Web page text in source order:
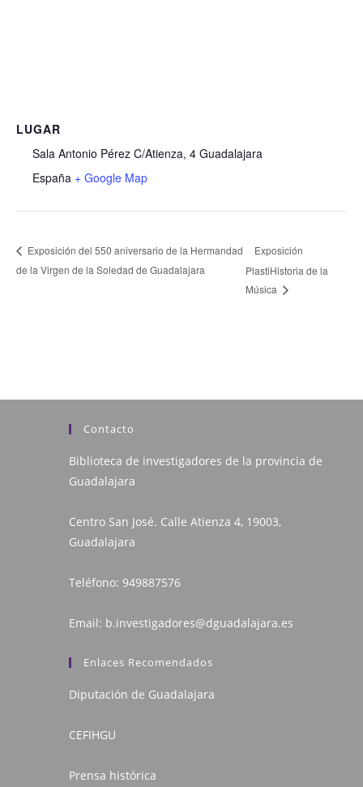
LUGAR
Sala Antonio Pérez C/Atienza, 4 Guadalajara
España + Google Map
Exposición del 550 aniversario de la Hermandad
de la Virgen de la Soledad de Guadalajara
Exposición
PlastiHistoria de la
Música
Contacto
Biblioteca de investigadores de la provincia de
Guadalajara
Centro San José. Calle Atienza 4, 19003,
Guadalajara
Teléfono: 949887576
Email: b.investigadores@dguadalajara.es
Enlaces Recomendados
Diputación de Guadalajara
CEFIHGU
Prensa histórica